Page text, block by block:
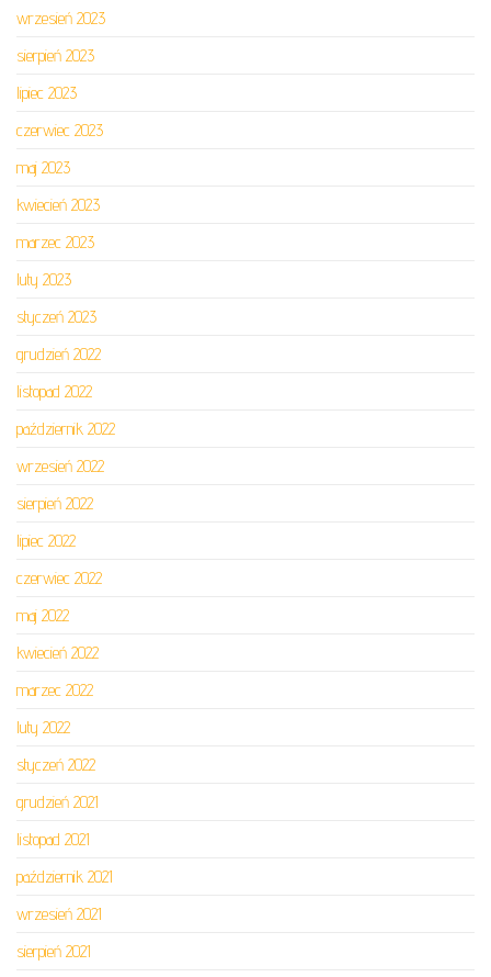
wrzesień 2023
sierpień 2023
lipiec 2023
czerwiec 2023
maj 2023
kwiecień 2023
marzec 2023
luty 2023
styczeń 2023
grudzień 2022
listopad 2022
październik 2022
wrzesień 2022
sierpień 2022
lipiec 2022
czerwiec 2022
maj 2022
kwiecień 2022
marzec 2022
luty 2022
styczeń 2022
grudzień 2021
listopad 2021
październik 2021
wrzesień 2021
sierpień 2021